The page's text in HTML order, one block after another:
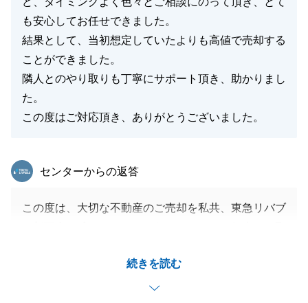
閉じる
も安心してお任せできました。
結果として、当初想定していたよりも高値で売却する
ことができました。
隣人とのやり取りも丁寧にサポート頂き、助かりまし
た。
この度はご対応頂き、ありがとうございました。
続きを読む
東急リバブル
センターからの返答
この度は、大切な不動産のご売却を私共、東急リバブ
ご転勤に伴うお住み替えという、生活環境が大きく変
化する大切な節目において、私共をパートナーとして